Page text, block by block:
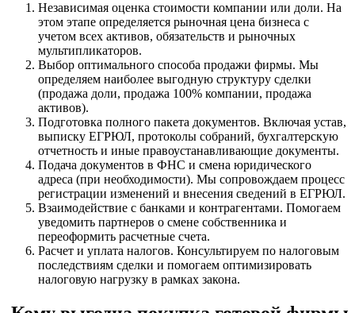
Независимая оценка стоимости компании или доли. На
этом этапе определяется рыночная цена бизнеса с
учетом всех активов, обязательств и рыночных
мультипликаторов.
Выбор оптимального способа продажи фирмы. Мы
определяем наиболее выгодную структуру сделки
(продажа доли, продажа 100% компании, продажа
активов).
Подготовка полного пакета документов. Включая устав,
выписку ЕГРЮЛ, протоколы собраний, бухгалтерскую
отчетность и иные правоустанавливающие документы.
Подача документов в ФНС и смена юридического
адреса (при необходимости). Мы сопровождаем процесс
регистрации изменений и внесения сведений в ЕГРЮЛ.
Взаимодействие с банками и контрагентами. Помогаем
уведомить партнеров о смене собственника и
переоформить расчетные счета.
Расчет и уплата налогов. Консультируем по налоговым
последствиям сделки и помогаем оптимизировать
налоговую нагрузку в рамках закона.